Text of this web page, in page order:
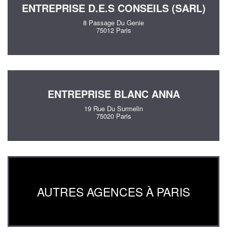
ENTREPRISE D.E.S CONSEILS (SARL)
8 Passage Du Genie
75012 Paris
ENTREPRISE BLANC ANNA
19 Rue Du Surmelin
75020 Paris
AUTRES AGENCES À PARIS